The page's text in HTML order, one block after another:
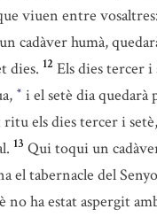
viuen entre vosaltres:
cadàver humà,
dies. 12 Els dies tercer
* i el setè dia quedarà
els dies tercer i
13 Qui toqui un
el tabernacle del
no ha estat aspergit